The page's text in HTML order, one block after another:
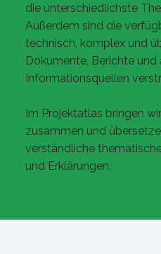
die unterschiedlichste
Außerdem sind die
technisch, komplex und
Dokumente, Berichte und
Informationsquellen
Im Projektatlas bringen
zusammen und
verständliche
und Erklärungen.